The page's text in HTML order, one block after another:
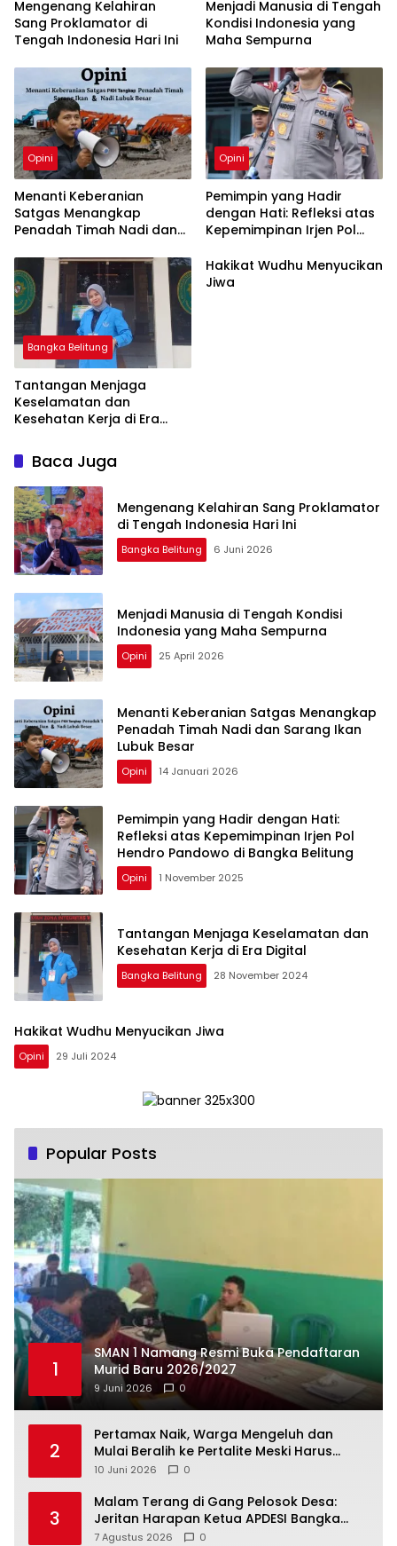
‎Mengenang Kelahiran
Sang Proklamator di
Menjadi Manusia di Tengah
Kondisi Indonesia yang
Maha Sempurna
Opini
Menanti Keberanian
Satgas Menangkap
Penadah Timah Nadi dan
Opini
Pemimpin yang Hadir
dengan Hati: Refleksi atas
Kepemimpinan Irjen Pol
Bangka Belitung
Bangka Belitung
Tantangan Menjaga
Keselamatan dan
Kesehatan Kerja di Era
Hakikat Wudhu Menyucikan
Jiwa
Baca Juga
‎Mengenang Kelahiran Sang Proklamator
Bangka Belitung 6 Juni 2026
Menjadi Manusia di Tengah Kondisi
Indonesia yang Maha Sempurna
Opini 25 April 2026
Menanti Keberanian Satgas Menangkap
Penadah Timah Nadi dan Sarang Ikan
Lubuk Besar
Opini 14 Januari 2026
Pemimpin yang Hadir dengan Hati:
Refleksi atas Kepemimpinan Irjen Pol
Hendro Pandowo di Bangka Belitung
Opini 1 November 2025
Tantangan Menjaga Keselamatan dan
Kesehatan Kerja di Era Digital
Bangka Belitung 28 November 2024
Hakikat Wudhu Menyucikan Jiwa
Opini 29 Juli 2024
Popular Posts
1
SMAN 1 Namang Resmi Buka Pendaftaran
Murid Baru 2026/2027
9 Juni 2026 0
2
‎Pertamax Naik, Warga Mengeluh dan
Mulai Beralih ke Pertalite Meski Harus
10 Juni 2026 0
3
Malam Terang di Gang Pelosok Desa:
Jeritan Harapan Ketua APDESI Bangka
Tengah untuk PLN Babel
7 Agustus 2026 0